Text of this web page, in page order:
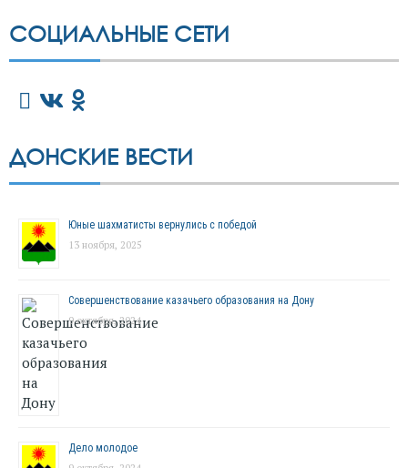
СОЦИАЛЬНЫЕ СЕТИ
ДОНСКИЕ ВЕСТИ
Юные шахматисты вернулись с победой
13 ноября, 2025
Совершенствование казачьего образования на Дону
9 октября, 2024
Дело молодое